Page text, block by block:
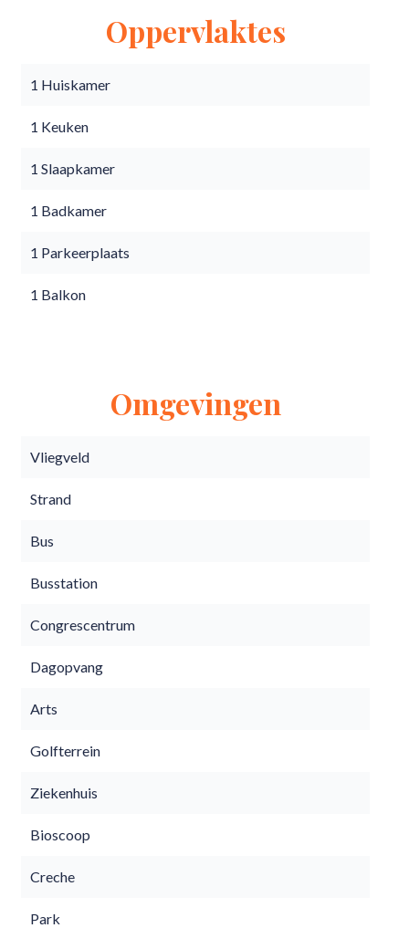
Oppervlaktes
1 Huiskamer
1 Keuken
1 Slaapkamer
1 Badkamer
1 Parkeerplaats
1 Balkon
Omgevingen
Vliegveld
Strand
Bus
Busstation
Congrescentrum
Dagopvang
Arts
Golfterrein
Ziekenhuis
Bioscoop
Creche
Park